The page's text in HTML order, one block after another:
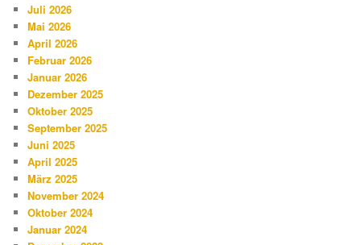
Juli 2026
Mai 2026
April 2026
Februar 2026
Januar 2026
Dezember 2025
Oktober 2025
September 2025
Juni 2025
April 2025
März 2025
November 2024
Oktober 2024
Januar 2024